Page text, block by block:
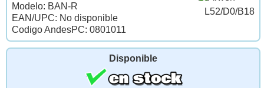
L52/D0/B18
Modelo: BAN-R
EAN/UPC: No disponible
Codigo AndesPC: 0801011
Disponible